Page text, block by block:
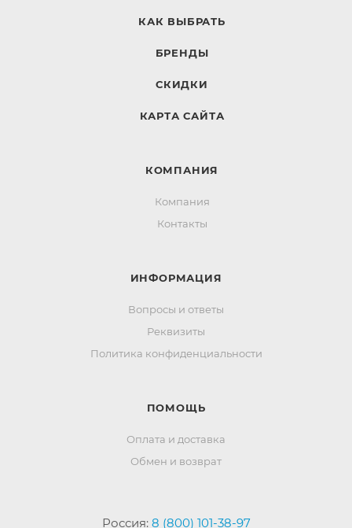
КАК ВЫБРАТЬ
БРЕНДЫ
СКИДКИ
КАРТА САЙТА
КОМПАНИЯ
Компания
Контакты
ИНФОРМАЦИЯ
Вопросы и ответы
Реквизиты
Политика конфиденциальности
ПОМОЩЬ
Оплата и доставка
Обмен и возврат
Россия: 8 (800) 101-38-97